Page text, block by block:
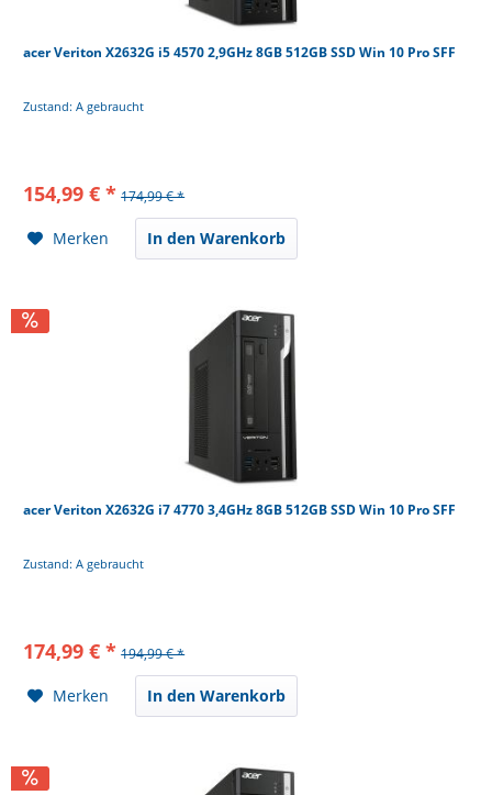
acer Veriton X2632G i5 4570 2,9GHz 8GB 512GB SSD Win 10 Pro SFF
Zustand: A gebraucht
154,99 € * 174,99 € *
Merken In den Warenkorb
acer Veriton X2632G i7 4770 3,4GHz 8GB 512GB SSD Win 10 Pro SFF
Zustand: A gebraucht
174,99 € * 194,99 € *
Merken In den Warenkorb